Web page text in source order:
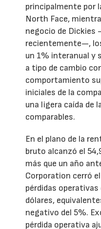
principalmente por
North Face,
negocio de Dickies
recientemente—,
un 1% interanual y
a tipo de cambio
comportamiento
iniciales de la
una ligera caída de
comparables.
En el plano de la
bruto alcanzó el
más que un año
Corporation cerró
pérdidas
dólares,
negativo del 5%.
pérdida operativa